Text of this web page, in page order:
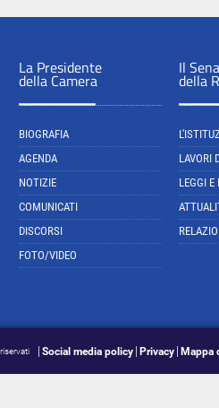
La Presidente
della Camera
BIOGRAFIA
AGENDA
NOTIZIE
COMUNICATI
DISCORSI
FOTO/VIDEO
Il
della
LAVORI
LEGGI E
Social media policy Privacy Mappa